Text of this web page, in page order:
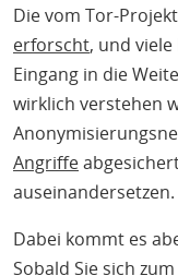
Die vom Tor-
erforscht, und
Eingang in die
wirklich verstehen
Angriffe
auseinandersetzen.
Dabei kommt es
Sobald Sie sich